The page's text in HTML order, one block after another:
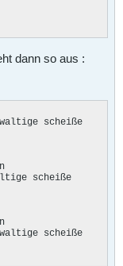
dann so aus :
scheiße
scheiße
scheiße